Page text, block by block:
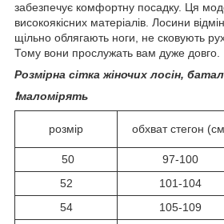
забезпечує комфортну посадку. Ця
високоякісних матеріалів. Лосини
щільно облягають ноги, не сковують
Тому вони прослужать вам дуже довго.
Розмірна сітка жіночих лосін, батал
❗️маломірять
розмір обхват стегон
50 97-100
52
101-104
54
105-109